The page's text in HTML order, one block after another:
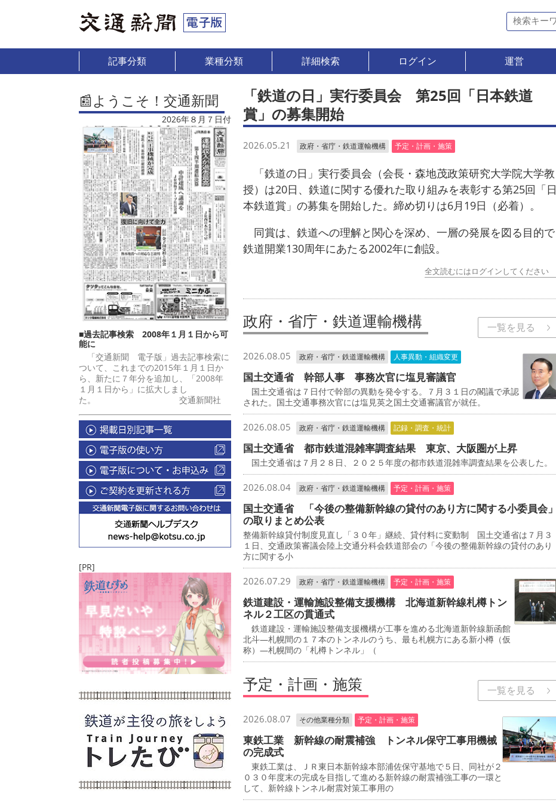
記事分類 業種分類 詳細検索 ログイン 運営
📰ようこそ！交通新聞
2026年８月７日付
■過去記事検索 2008年１月１日から可
能に
「交通新聞 電子版」過去記事検索に
ついて、これまでの2015年１月１日か
ら、新たに７年分を追加し、「2008年
１月１日から」に拡大しまし
た。 交通新聞社
[PR]
「鉄道の日」実行委員会 第25回「日本鉄道
賞」の募集開始
2026.05.21 政府・省庁・鉄道運輸機構 予定・計画・施策
「鉄道の日」実行委員会（会長・森地茂政策研究大学院大学教
授）は20日、鉄道に関する優れた取り組みを表彰する第25回「日
本鉄道賞」の募集を開始した。締め切りは6月19日（必着）。
同賞は、鉄道への理解と関心を深め、一層の発展を図る目的で
鉄道開業130周年にあたる2002年に創設。
全文読むにはログインしてください
政府・省庁・鉄道運輸機構 一覧を見る
2026.08.05 政府・省庁・鉄道運輸機構 人事異動・組織変更
国土交通省 幹部人事 事務次官に塩見審議官
国土交通省は７日付で幹部の異動を発令する。７月３１日の閣議で承認
された。国土交通事務次官には塩見英之国土交通審議官が就任。
2026.08.05 政府・省庁・鉄道運輸機構 記録・調査・統計
国土交通省 都市鉄道混雑率調査結果 東京、大阪圏が上昇
国土交通省は７月２８日、２０２５年度の都市鉄道混雑率調査結果を公表した。
2026.08.04 政府・省庁・鉄道運輸機構 予定・計画・施策
国土交通省 「今後の整備新幹線の貸付のあり方に関する小委員会」
の取りまとめ公表
整備新幹線貸付制度見直し「３０年」継続、貸付料に変動制 国土交通省は７月３
１日、交通政策審議会陸上交通分科会鉄道部会の「今後の整備新幹線の貸付のあり
方に関する小
2026.07.29 政府・省庁・鉄道運輸機構 予定・計画・施策
鉄道建設・運輸施設整備支援機構 北海道新幹線札樽トン
ネル２工区の貫通式
鉄道建設・運輸施設整備支援機構が工事を進める北海道新幹線新函館
北斗―札幌間の１７本のトンネルのうち、最も札幌方にある新小樽（仮
称）―札幌間の「札樽トンネル」（
予定・計画・施策 一覧を見る
2026.08.07 その他業種分類 予定・計画・施策
東鉄工業 新幹線の耐震補強 トンネル保守工事用機械
の完成式
東鉄工業は、ＪＲ東日本新幹線本部浦佐保守基地で５日、同社が２
０３０年度末の完成を目指して進める新幹線の耐震補強工事の一環と
して、新幹線トンネル耐震対策工事用の